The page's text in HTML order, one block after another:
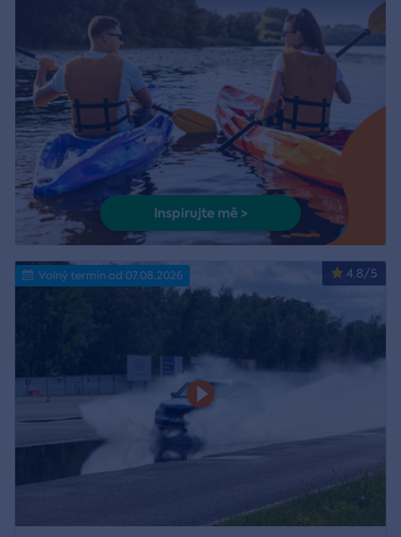
Inspirujte mě >
4.8/5
Volný termín od 07.08.2026